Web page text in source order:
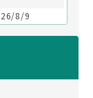
8/9